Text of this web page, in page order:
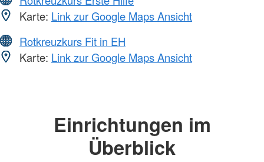
Karte: Link zur Google Maps Ansicht
Rotkreuzkurs Fit in EH
Karte: Link zur Google Maps Ansicht
Einrichtungen im
Überblick